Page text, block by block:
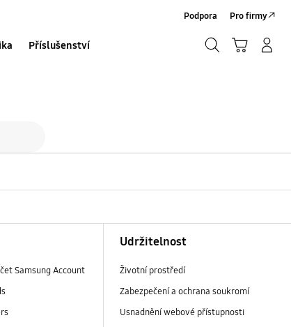
Příslušenství
Podpora Pro firmy
Samsung Account
Udržitelnost
Životní prostředí
Zabezpečení a ochrana soukromí
Usnadnění webové přístupnosti